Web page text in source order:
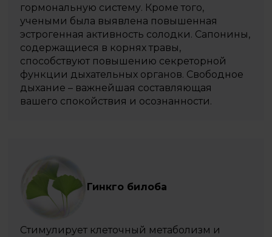
гормональную систему. Кроме того,
учеными была выявлена повышенная
эстрогенная активность солодки. Сапонины,
содержащиеся в корнях травы,
способствуют повышению секреторной
функции дыхательных органов. Свободное
дыхание – важнейшая составляющая
вашего спокойствия и осознанности.
Гинкго билоба
Стимулирует клеточный метаболизм и